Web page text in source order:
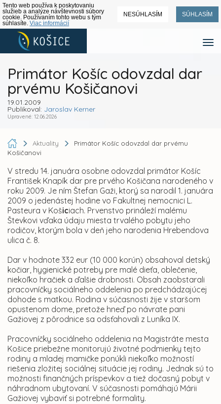
Tento web používa k poskytovaniu
služieb a analýze návštevnosti súbory
cookie. Používaním tohto webu s tým
súhlasíte. Viac informácií
NESÚHLASÍM SÚHLASÍM
Primátor Košíc odovzdal dar
prvému Košičanovi
19.01.2009
Publikoval: Jaroslav Kerner
Upravené: 12.06.2026
Aktuality
Primátor Košíc odovzdal dar prvému
Košičanovi
V stredu 14. januára osobne odovzdal primátor Košíc
František Knapík dar pre prvého Košičana narodeného v
roku 2009. Je ním Štefan Gaži, ktorý sa narodil 1. januára
2009 o jedenástej hodine vo Fakultnej nemocnici L.
Pasteura v Košiciach. Prvenstvo prináleží malému
Števkovi vďaka údaju miesta trvalého pobytu jeho
rodičov, ktorým bola v deň jeho narodenia Hrebendova
ulica č. 8.
Dar v hodnote 332 eur (10 000 korún) obsahoval detský
kočiar, hygienické potreby pre malé dieťa, oblečenie,
niekoľko hračiek a ďalšie drobnosti. Obsah zaobstarali
pracovníčky sociálneho oddelenia po predchádzajúcej
dohode s matkou. Rodina v súčasnosti žije v staršom
opustenom dome, pretože hneď po návrate pani
Gažiovej z pôrodnice sa odsťahovali z Luníka IX.
Pracovníčky sociálneho oddelenia na Magistráte mesta
Košice priebežne monitorujú životné podmienky tejto
rodiny a mladej mamičke ponúkli niekoľko možností
riešenia zložitej sociálnej situácie jej rodiny. Jednak sú to
možnosti finančných príspevkov a tiež dočasný pobyt v
náhradnom ubytovaní. V súčasnosti pomáhajú Márii
Gažiovej vybaviť si potrebné formality.